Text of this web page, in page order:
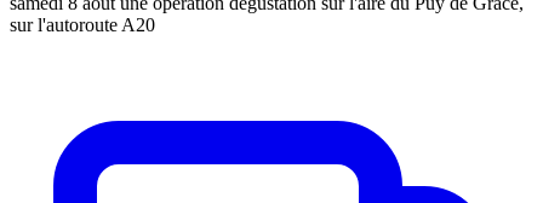
sur l'autoroute A20